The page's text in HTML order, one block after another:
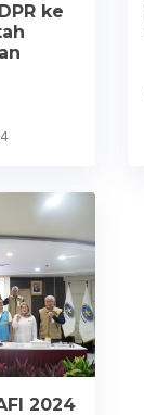
ke
2024